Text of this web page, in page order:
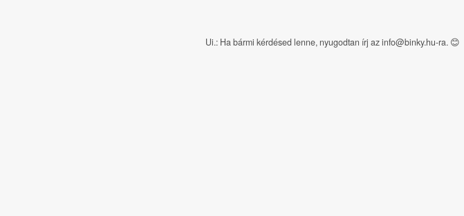
Ui.: Ha bármi kérdésed lenne, nyugodtan írj az info@binky.hu-ra. 😊